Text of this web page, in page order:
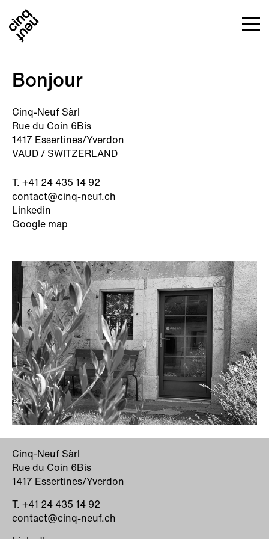
Bonjour
Cinq-Neuf Sàrl
Rue du Coin 6Bis
1417 Essertines/Yverdon
VAUD / SWITZERLAND
T. +41 24 435 14 92
contact@cinq-neuf.ch
Linkedin
Google map
Cinq-Neuf Sàrl
Rue du Coin 6Bis
1417 Essertines/Yverdon
T. +41 24 435 14 92
contact@cinq-neuf.ch